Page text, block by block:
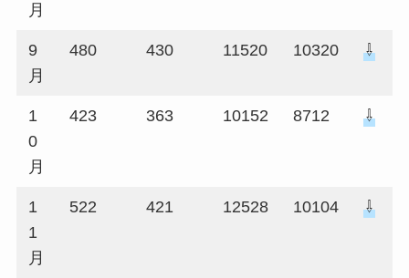
月
9
月
480 430 11520 10320 ⇩
1
0
月
423 363 10152 8712 ⇩
1
1
月
522 421 12528 10104 ⇩